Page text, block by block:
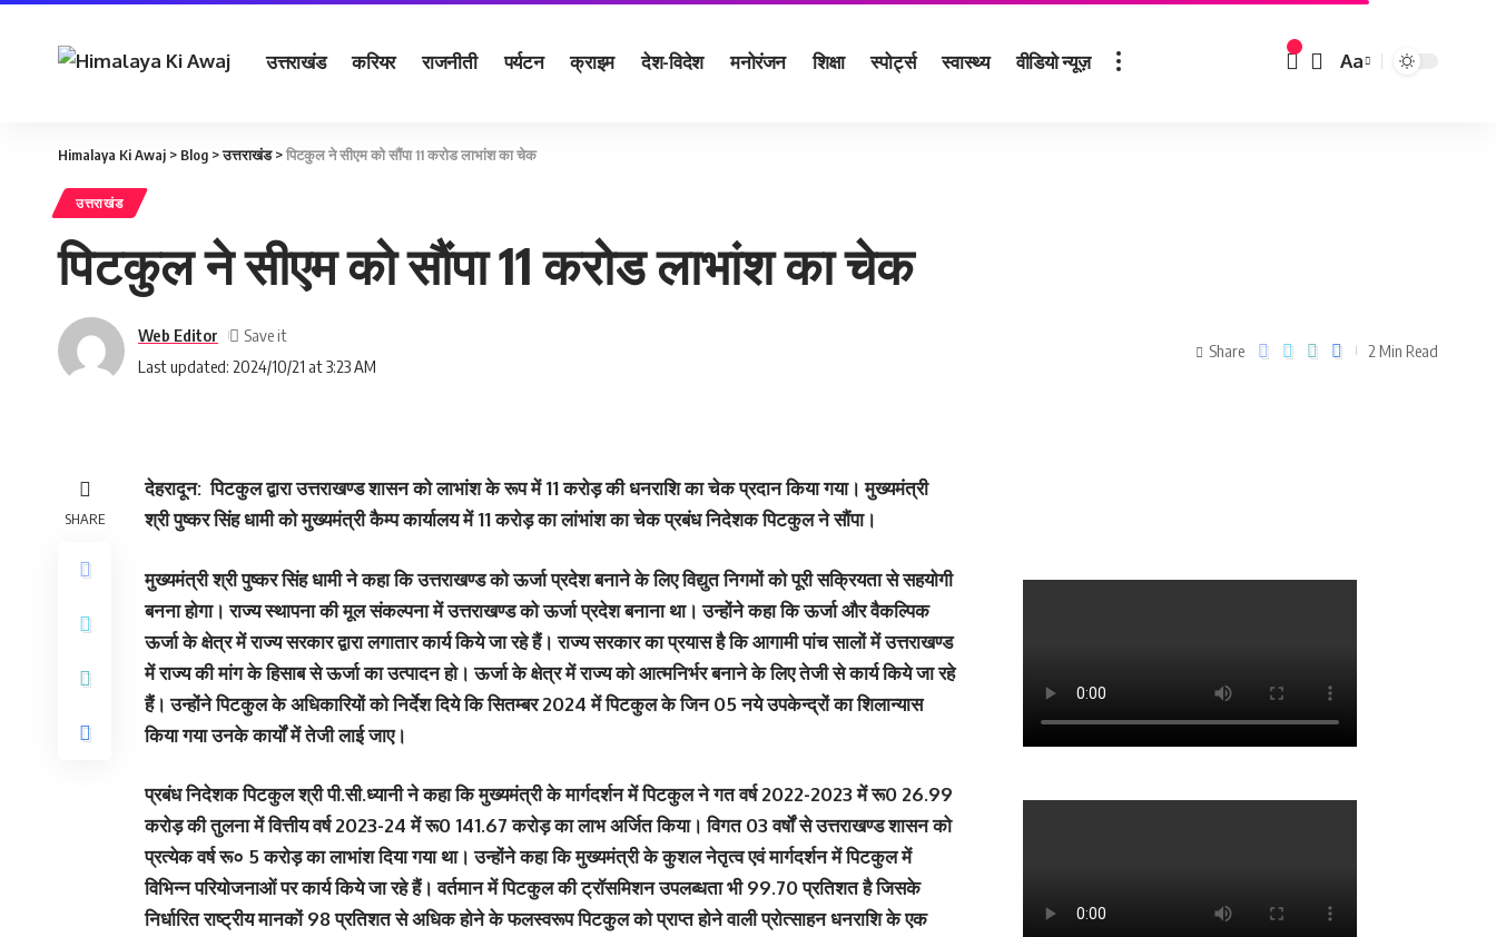
उत्तराखंड करियर राजनीती पर्यटन क्राइम देश-विदेश मनोरंजन शिक्षा स्पोर्ट्स स्वास्थ्य वीडियो न्यूज़ Aa
Himalaya Ki Awaj > Blog >उत्तराखंड>पिटकुल ने सीएम को साैंपा 11 करोड लाभांश का चेक
उत्तराखंड
पिटकुल ने सीएम को साैंपा 11 करोड लाभांश का चेक
Last updated: 2024/10/21 at 3:23 AM
Web Editor
Share 2 Min Read
SHARE
देहरादून: पिटकुल द्वारा उत्तराखण्ड शासन को लाभांश के रूप में 11 करोड़ की धनराशि का चेक प्रदान किया गया। मुख्यमंत्री
श्री पुष्कर सिंह धामी को मुख्यमंत्री कैम्प कार्यालय में 11 करोड़ का लांभांश का चेक प्रबंध निदेशक पिटकुल ने सौंपा।
मुख्यमंत्री श्री पुष्कर सिंह धामी ने कहा कि उत्तराखण्ड को ऊर्जा प्रदेश बनाने के लिए विद्युत निगमों को पूरी सक्रियता से सहयोगी
बनना होगा। राज्य स्थापना की मूल संकल्पना में उत्तराखण्ड को ऊर्जा प्रदेश बनाना था। उन्होंने कहा कि ऊर्जा और वैकल्पिक
ऊर्जा के क्षेत्र में राज्य सरकार द्वारा लगातार कार्य किये जा रहे हैं। राज्य सरकार का प्रयास है कि आगामी पांच सालों में उत्तराखण्ड
में राज्य की मांग के हिसाब से ऊर्जा का उत्पादन हो। ऊर्जा के क्षेत्र में राज्य को आत्मनिर्भर बनाने के लिए तेजी से कार्य किये जा रहे
हैं। उन्होंने पिटकुल के अधिकारियों को निर्देश दिये कि सितम्बर 2024 में पिटकुल के जिन 05 नये उपकेन्द्रों का शिलान्यास
किया गया उनके कार्यों में तेजी लाई जाए।
प्रबंध निदेशक पिटकुल श्री पी.सी.ध्यानी ने कहा कि मुख्यमंत्री के मार्गदर्शन में पिटकुल ने गत वर्ष 2022-2023 में रू0 26.99
करोड़ की तुलना में वित्तीय वर्ष 2023-24 में रू0 141.67 करोड़ का लाभ अर्जित किया। विगत 03 वर्षों से उत्तराखण्ड शासन को
प्रत्येक वर्ष रू० 5 करोड़ का लाभांश दिया गया था। उन्होंने कहा कि मुख्यमंत्री के कुशल नेतृत्व एवं मार्गदर्शन में पिटकुल में
विभिन्न परियोजनाओं पर कार्य किये जा रहे हैं। वर्तमान में पिटकुल की ट्रॉसमिशन उपलब्धता भी 99.70 प्रतिशत है जिसके
निर्धारित राष्ट्रीय मानकों 98 प्रतिशत से अधिक होने के फलस्वरूप पिटकुल को प्राप्त होने वाली प्रोत्साहन धनराशि के एक